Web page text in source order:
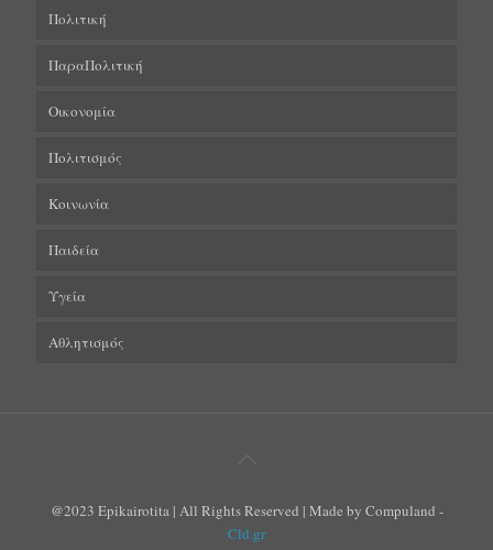
Πολιτική
ΠαραΠολιτική
Οικονομία
Πολιτισμός
Κοινωνία
Παιδεία
Υγεία
Αθλητισμός
@2023 Epikairotita | All Rights Reserved | Made by Compuland -
Cld.gr